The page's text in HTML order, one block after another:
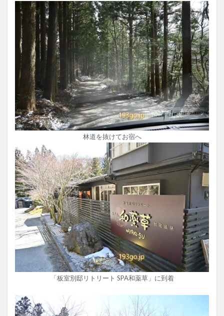
林道を抜けてお宿へ
「板室別邸リトリート SPA和薬草」に到着